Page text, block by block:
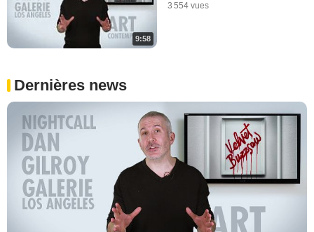
9:58
3 554 vues
Dernières news